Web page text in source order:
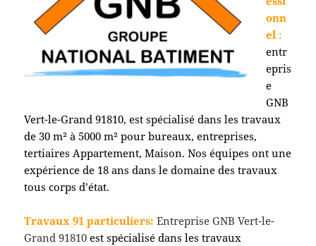
onn
el :
entr
epris
e
GNB
Vert-le-Grand 91810, est spécialisé dans les travaux
de 30 m² à 5000 m² pour bureaux, entreprises,
tertiaires Appartement, Maison. Nos équipes ont une
expérience de 18 ans dans le domaine des travaux
tous corps d’état.
Travaux 91 particuliers: Entreprise GNB Vert-le-
Grand 91810 est spécialisé dans les travaux